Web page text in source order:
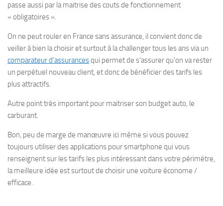
passe aussi par la maitrise des couts de fonctionnement
« obligatoires ».
On ne peut rouler en France sans assurance, il convient donc de
veiller à bien la choisir et surtout à la challenger tous les ans via un
comparateur d’assurancesqui permet de s’assurer qu’on va rester
un perpétuel nouveau client, et donc de bénéficier des tarifs les
plus attractifs.
Autre point très important pour maitriser son budget auto, le
carburant.
Bon, peu de marge de manœuvre ici même si vous pouvez
toujours utiliser des applications pour smartphone qui vous
renseignent sur les tarifs les plus intéressant dans votre périmètre,
la meilleure idée est surtout de choisir une voiture économe /
efficace.